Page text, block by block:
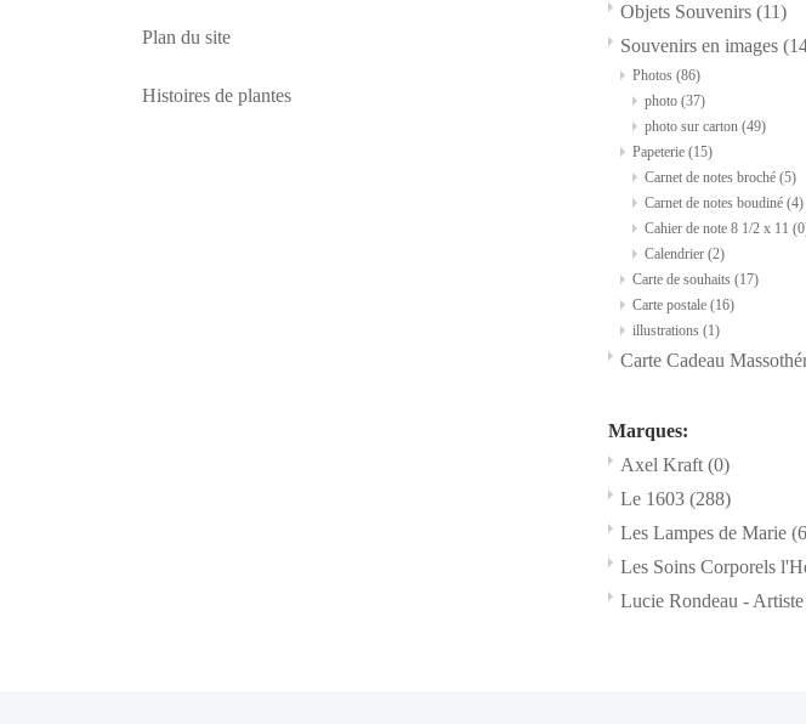
Objets Souvenirs (11)
Souvenirs en images
Photos (86)
photo (37)
photo sur carton (49)
Papeterie (15)
Carnet de notes broché (5)
Carnet de notes boudiné (4)
Cahier de note 8 1/2 x 11
Calendrier (2)
Carte de souhaits (17)
Carte postale (16)
illustrations (1)
Carte Cadeau
Marques:
Axel Kraft (0)
Le 1603 (288)
Les Lampes de Marie
Les Soins Corporels
Lucie Rondeau -
Plan du site
Histoires de plantes